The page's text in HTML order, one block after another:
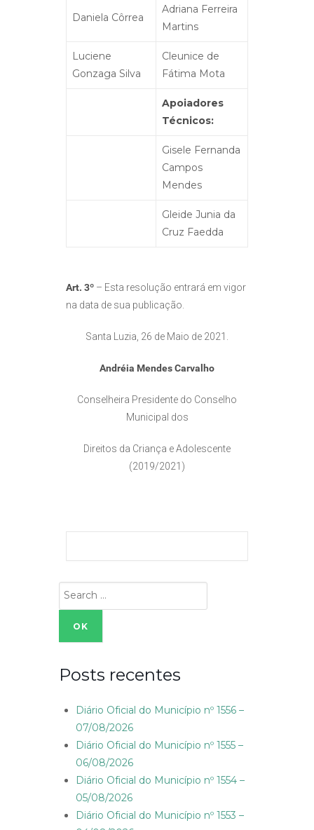
Daniela Côrrea
Adriana Ferreira
Martins
Luciene
Gonzaga Silva
Cleunice de
Fátima Mota
Apoiadores
Técnicos:
Gisele Fernanda
Campos
Mendes
Gleide Junia da
Cruz Faedda
Art. 3º – Esta resolução entrará em vigor
na data de sua publicação.
Santa Luzia, 26 de Maio de 2021.
Andréia Mendes Carvalho
Conselheira Presidente do Conselho
Municipal dos
Direitos da Criança e Adolescente
(2019/2021)
Search
for:
Posts recentes
Diário Oficial do Município nº 1556 –
07/08/2026
Diário Oficial do Município nº 1555 –
06/08/2026
Diário Oficial do Município nº 1554 –
05/08/2026
Diário Oficial do Município nº 1553 –